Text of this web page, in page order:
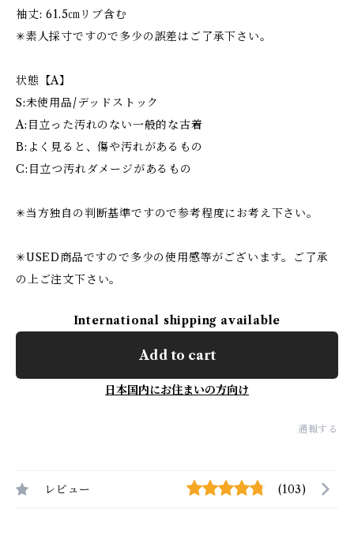
袖丈: 61.5㎝リブ含む
✳︎素人採寸ですので多少の誤差はご了承下さい。
状態【A】
S:未使用品/デッドストック
A:目立った汚れのない一般的な古着
B:よく見ると、傷や汚れがあるもの
C:目立つ汚れダメージがあるもの
✳︎当方独自の判断基準ですので参考程度にお考え下さい。
✳︎USED商品ですので多少の使用感等がございます。ご了承
の上ご注文下さい。
International shipping available
Add to cart
日本国内にお住まいの方向け
通報する
レビュー (103)